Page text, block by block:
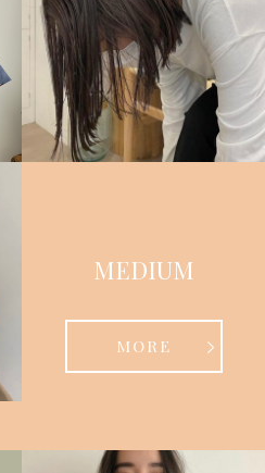
MEDIUM
MORE